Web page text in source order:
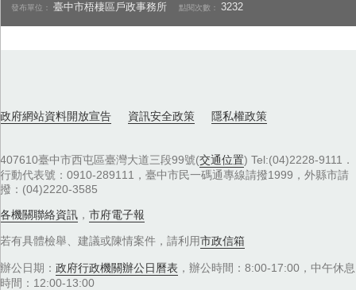
發布單位：臺中市梧棲區戶政事務所 點閱次數：3232
政府網站資料開放宣告 資訊安全政策 隱私權政策
407610臺中市西屯區臺灣大道三段99號(交通位置) Tel:(04)2228-9111．
行動代表號：0910-289111，臺中市民一碼通專線請撥1999，外縣市請
撥：(04)2220-3585
各機關聯絡資訊 ， 市府電子報
若有具體檢舉、建議或陳情案件，請利用市政信箱
辦公日期： 政府行政機關辦公日曆表 ，辦公時間：8:00-17:00，中午休息
時間：12:00-13:00